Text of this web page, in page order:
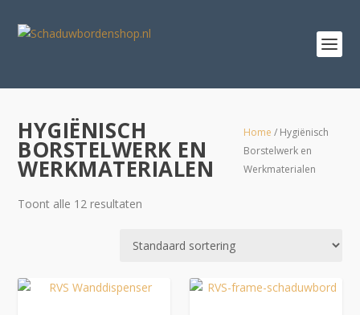
HYGIËNISCH
BORSTELWERK EN
WERKMATERIALEN
Home / Hygiënisch
Borstelwerk en
Werkmaterialen
Toont alle 12 resultaten